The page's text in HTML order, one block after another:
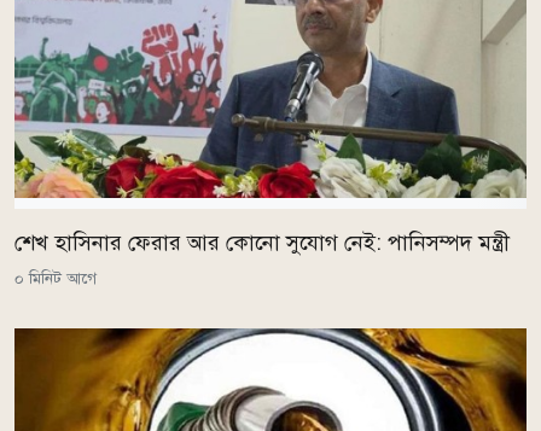
শেখ হাসিনার ফেরার আর কোনো সুযোগ নেই: পানিসম্পদ মন্ত্রী
০ মিনিট আগে